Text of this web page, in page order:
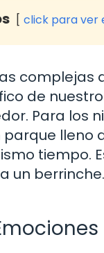
click para ver
de
Para los
lleno
tiempo.
un